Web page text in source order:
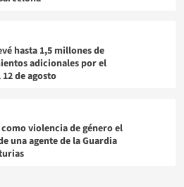
hasta 1,5 millones de
adicionales por el
de agosto
violencia de género el
una agente de la Guardia